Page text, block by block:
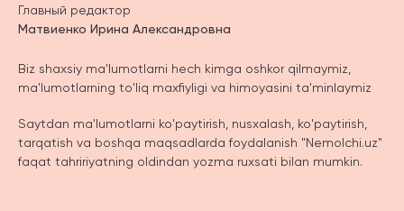
Главный редактор
Матвиенко Ирина Александровна
Biz shaxsiy ma'lumotlarni hech kimga oshkor qilmaymiz,
ma'lumotlarning to'liq maxfiyligi va himoyasini ta'minlaymiz
Saytdan ma'lumotlarni ko'paytirish, nusxalash, ko'paytirish,
tarqatish va boshqa maqsadlarda foydalanish "Nemolchi.uz"
faqat tahririyatning oldindan yozma ruxsati bilan mumkin.